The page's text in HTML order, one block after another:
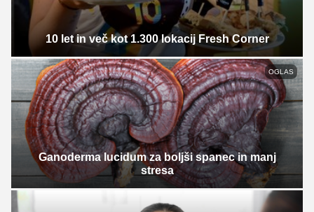
10 let in več kot 1.300 lokacij Fresh Corner
OGLAS
Ganoderma lucidum za boljši spanec in manj
stresa